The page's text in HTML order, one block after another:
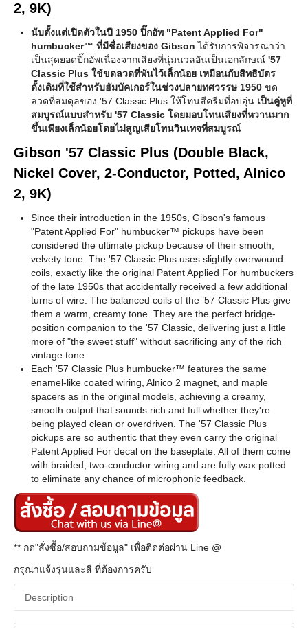
2, 9K)
นับตั้งแต่เปิดตัวในปี 1950 ปิ๊กอัพ "Patent Applied For"
humbucker™ ที่มีชื่อเสียงของ Gibson ได้รับการพิจารณาว่า
เป็นสุดยอดปิ๊กอัพเนื่องจากเสียงที่นุ่มนวลอันเป็นเอกลักษณ์ '57
Classic Plus ใช้ขดลวดที่พันไว้เล็กน้อย เหมือนกับสิทธิบัตร
ดั้งเดิมที่ใช้สำหรับฮัมบัคเกอร์ในช่วงปลายทศวรรษ 1950 ขด
ลวดที่สมดุลของ '57 Classic Plus ให้โทนสีครีมที่อบอุ่น เป็นคู่หูที่
สมบูรณ์แบบสำหรับ '57 Classic โดยมอบโทนเสียงที่หวานมาก
ขึ้นเพียงเล็กน้อยโดยไม่สูญเสียโทนวินเทจที่สมบูรณ์
Gibson '57 Classic Plus (Double Black,
Nickel Cover, 2-Conductor, Potted, Alnico
2, 9K)
Since their introduction in the 1950s, Gibson's famous
"Patent Applied For" humbucker™ pickups have been
considered the ultimate pickup because of their smooth,
velvety tone. The '57 Classic Plus uses slightly overwound
coils, exactly like the original Patent Applied For humbuckers
of the late 1950s that accidentally received a few additional
turns of wire. The balanced coils of the ’57 Classic Plus give
them a warm, creamy tone. They are the perfect bridge-
position companion to the '57 Classic, delivering just a little
more of "the sweet stuff" without sacrificing any of the rich
vintage tone.
Each '57 Classic Plus humbucker™ features the same
enamel-like coated wiring, Alnico 2 magnet, and maple
spacers as in the original models, achieving a creamy,
smooth output that sounds rich and full whether they're
being played clean or overdriven. The '57 Classic Plus
pickups are so authentic that they even carry the original
Patent Applied For decal on the baseplate. All of them come
with braided, two-conductor wiring and are fully wax potted
to eliminate any chance of microphonic feedback.
** กด"สั่งซื้อ/สอบถามข้อมูล" เพื่อติดต่อผ่าน Line @
กรุณาแจ้งรุ่นและสี ที่ต้องการครับ
Description